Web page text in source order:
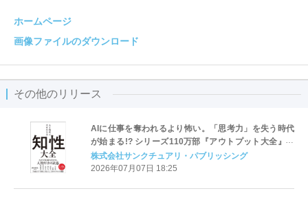
ホームページ
画像ファイルのダウンロード
その他のリリース
AIに仕事を奪われるより怖い。「思考力」を失う時代
が始まる!? シリーズ110万部『アウトプット大全』著
者がAI時代の新基準「知性」を提唱
株式会社サンクチュアリ・パブリッシング
2026年07月07日 18:25